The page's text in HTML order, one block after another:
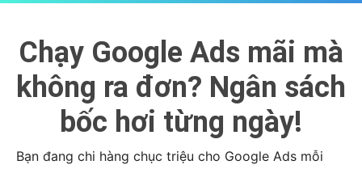
Chạy Google Ads mãi mà
không ra đơn? Ngân sách
bốc hơi từng ngày!
Bạn đang chi hàng chục triệu cho Google Ads mỗi